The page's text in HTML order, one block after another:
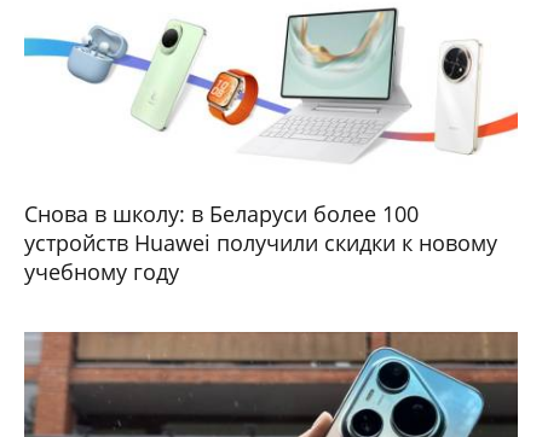
Снова в школу: в Беларуси более 100
устройств Huawei получили скидки к новому
учебному году